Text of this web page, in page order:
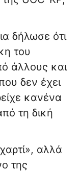
δήλωσε ότι
του
άλλους και
δεν έχει
κανένα
τη δική
αλλά
της